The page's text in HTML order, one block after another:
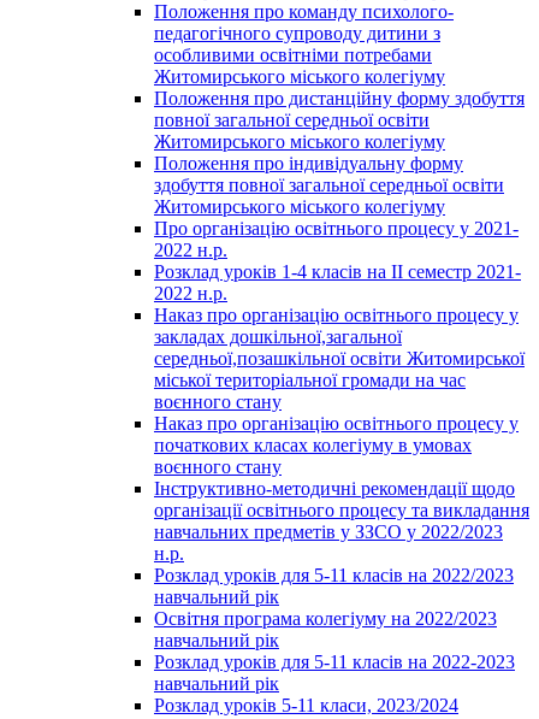
Положення про команду психолого-
педагогічного супроводу дитини з
особливими освітніми потребами
Житомирського міського колегіуму
Положення про дистанційну форму здобуття
повної загальної середньої освіти
Житомирського міського колегіуму
Положення про індивідуальну форму
здобуття повної загальної середньої освіти
Житомирського міського колегіуму
Про організацію освітнього процесу у 2021-
2022 н.р.
Розклад уроків 1-4 класів на ІІ семестр 2021-
2022 н.р.
Наказ про організацію освітнього процесу у
закладах дошкільної,загальної
середньої,позашкільної освіти Житомирської
міської територіальної громади на час
воєнного стану
Наказ про організацію освітнього процесу у
початкових класах колегіуму в умовах
воєнного стану
Інструктивно-методичні рекомендації щодо
організації освітнього процесу та викладання
навчальних предметів у ЗЗСО у 2022/2023
н.р.
Розклад уроків для 5-11 класів на 2022/2023
навчальний рік
Освітня програма колегіуму на 2022/2023
навчальний рік
Розклад уроків для 5-11 класів на 2022-2023
навчальний рік
Розклад уроків 5-11 класи, 2023/2024